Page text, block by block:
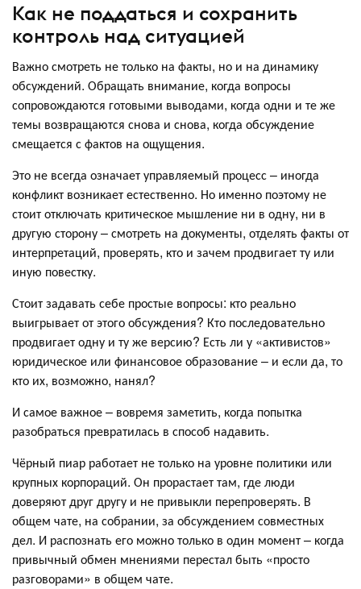
Как не поддаться и сохранить
контроль над ситуацией
Важно смотреть не только на факты, но и на динамику
обсуждений. Обращать внимание, когда вопросы
сопровождаются готовыми выводами, когда одни и те же
темы возвращаются снова и снова, когда обсуждение
смещается с фактов на ощущения.
Это не всегда означает управляемый процесс – иногда
конфликт возникает естественно. Но именно поэтому не
стоит отключать критическое мышление ни в одну, ни в
другую сторону – смотреть на документы, отделять факты от
интерпретаций, проверять, кто и зачем продвигает ту или
иную повестку.
Стоит задавать себе простые вопросы: кто реально
выигрывает от этого обсуждения? Кто последовательно
продвигает одну и ту же версию? Есть ли у «активистов»
юридическое или финансовое образование – и если да, то
кто их, возможно, нанял?
И самое важное – вовремя заметить, когда попытка
разобраться превратилась в способ надавить.
Чёрный пиар работает не только на уровне политики или
крупных корпораций. Он прорастает там, где люди
доверяют друг другу и не привыкли перепроверять. В
общем чате, на собрании, за обсуждением совместных
дел. И распознать его можно только в один момент – когда
привычный обмен мнениями перестал быть «просто
разговорами» в общем чате.